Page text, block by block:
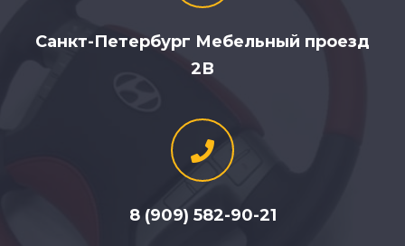
Санкт-Петербург Мебельный проезд
2В
8 (909) 582-90-21